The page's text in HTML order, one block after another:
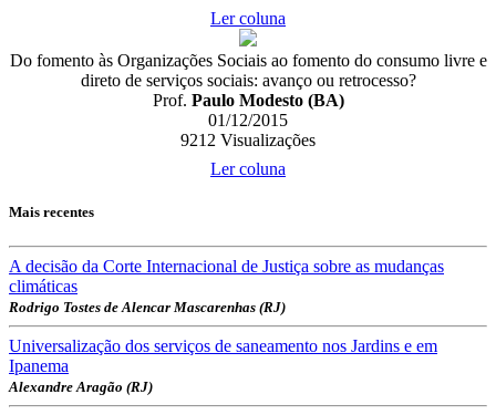
Ler coluna
Do fomento às Organizações Sociais ao fomento do consumo livre e
direto de serviços sociais: avanço ou retrocesso?
Prof. Paulo Modesto (BA)
01/12/2015
9212 Visualizações
Ler coluna
Mais recentes
A decisão da Corte Internacional de Justiça sobre as mudanças
climáticas
Rodrigo Tostes de Alencar Mascarenhas (RJ)
Universalização dos serviços de saneamento nos Jardins e em
Ipanema
Alexandre Aragão (RJ)